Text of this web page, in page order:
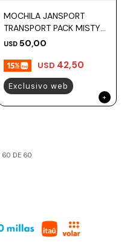
MOCHILA JANSPORT
TRANSPORT PACK MISTY
ROSE
USD 50,00
USD 42,50
Exclusivo web
60 DE 60